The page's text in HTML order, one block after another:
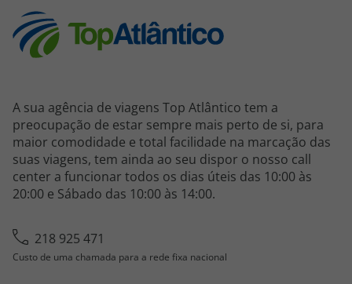
A sua agência de viagens Top Atlântico tem a
preocupação de estar sempre mais perto de si, para
maior comodidade e total facilidade na marcação das
suas viagens, tem ainda ao seu dispor o nosso call
center a funcionar todos os dias úteis das 10:00 às
20:00 e Sábado das 10:00 às 14:00.
218 925 471
Custo de uma chamada para a rede fixa nacional